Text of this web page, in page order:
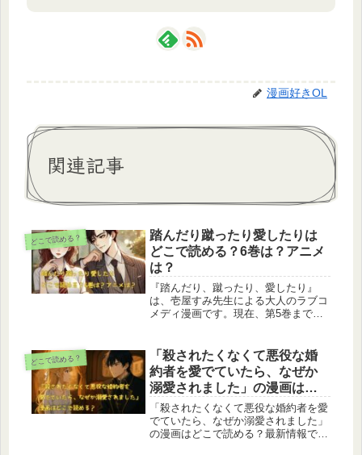
漫画好きOL
関連記事
どこで読める？
踏んだり蹴ったり愛したりは
どこで読める？6巻は？アニメ
は？
​『踏んだり、蹴ったり、愛したり』
は、壱屋すみ先生による大人のラブコ
メディ漫画です。​現在、第5巻まで発
います。 ​また、2022年12月には第1話
を題材にしたボイスコミックが公開さ
れ、内田雄馬さんと日笠陽子さんが主
要キャラクターを演じています。 ​最
新情報や今後の展開については、公式
サイトや作者のSNSで随時発表されて
います。
どこで読める？
「殺されたくなくて悪役な婚
約者を愛でていたら、なぜか
溺愛されました」の漫画はど
こで読める？
「殺されたくなくて悪役な婚約者を愛
でていたら、なぜか溺愛されました」
の漫画はどこで読める？最新情報で調